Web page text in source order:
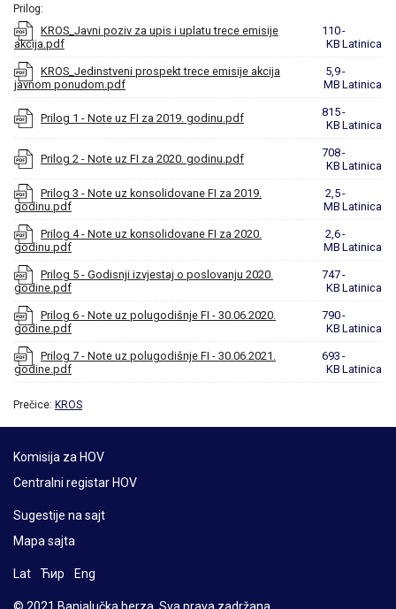
Prilog:
KROS_Javni poziv za upis i uplatu trece emisije
akcija.pdf
110
KB
-
Latinica
KROS_Jedinstveni prospekt trece emisije akcija
javnom ponudom.pdf
5,9
MB
-
Latinica
Prilog 1 - Note uz FI za 2019. godinu.pdf
815
KB
-
Latinica
Prilog 2 - Note uz FI za 2020. godinu.pdf
708
KB
-
Latinica
Prilog 3 - Note uz konsolidovane FI za 2019.
godinu.pdf
2,5
MB
-
Latinica
Prilog 4 - Note uz konsolidovane FI za 2020.
godinu.pdf
2,6
MB
-
Latinica
Prilog 5 - Godisnji izvjestaj o poslovanju 2020.
godine.pdf
747
KB
-
Latinica
Prilog 6 - Note uz polugodišnje FI - 30.06.2020.
godine.pdf
790
KB
-
Latinica
Prilog 7 - Note uz polugodišnje FI - 30.06.2021.
godine.pdf
693
KB
-
Latinica
Prečice: KROS
Komisija za HOV
Centralni registar HOV
Sugestije na sajt
Mapa sajta
Lat Ћир Eng